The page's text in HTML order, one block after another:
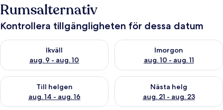
Rumsalternativ
Kontrollera tillgängligheten för dessa datum
Ikväll
aug. 9 - aug. 10
Kontrollera tillgängligheten för ikväll aug. 9 - aug. 10
Imorgon
aug. 10 - aug. 11
Kontrollera tillgängligheten
Till helgen
aug. 14 - aug. 16
Kontrollera tillgängligheten för den här helgen aug. 14 - aug.
Nästa helg
aug. 21 - aug. 23
Kontrollera tillgängligheten